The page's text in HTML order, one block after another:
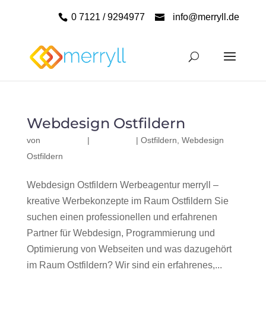
0 7121 / 9294977 info@merryll.de
Webdesign Ostfildern
von | | Ostfildern Webdesign
Ostfildern
Webdesign Ostfildern Werbeagentur merryll –
kreative Werbekonzepte im Raum Ostfildern Sie
suchen einen professionellen und erfahrenen
Partner für Webdesign, Programmierung und
Optimierung von Webseiten und was dazugehört
im Raum Ostfildern? Wir sind ein erfahrenes,...